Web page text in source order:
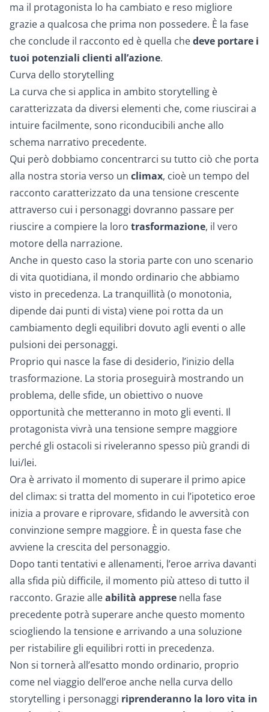
ma il protagonista lo ha cambiato e reso migliore
grazie a qualcosa che prima non possedere. È la fase
che conclude il racconto ed è quella chedeve portare i
tuoi potenziali clienti all’azione.
Curva dello storytelling
La curva che si applica in ambito storytelling è
caratterizzata da diversi elementi che, come riuscirai a
intuire facilmente, sono riconducibili anche allo
schema narrativo precedente.
Qui però dobbiamo concentrarci su tutto ciò che porta
alla nostra storia verso un climax, cioè un tempo del
racconto caratterizzato da una tensione crescente
attraverso cui i personaggi dovranno passare per
riuscire a compiere la loro trasformazione, il vero
motore della narrazione.
Anche in questo caso la storia parte con uno scenario
di vita quotidiana, il mondo ordinario che abbiamo
visto in precedenza. La tranquillità (o monotonia,
dipende dai punti di vista) viene poi rotta da un
cambiamento degli equilibri dovuto agli eventi o alle
pulsioni dei personaggi.
Proprio qui nasce la fase di desiderio, l’inizio della
trasformazione. La storia proseguirà mostrando un
problema, delle sfide, un obiettivo o nuove
opportunità che metteranno in moto gli eventi. Il
protagonista vivrà una tensione sempre maggiore
perché gli ostacoli si riveleranno spesso più grandi di
lui/lei.
Ora è arrivato il momento di superare il primo apice
del climax: si tratta del momento in cui l’ipotetico eroe
inizia a provare e riprovare, sfidando le avversità con
convinzione sempre maggiore. È in questa fase che
avviene la crescita del personaggio.
Dopo tanti tentativi e allenamenti, l’eroe arriva davanti
alla sfida più difficile, il momento più atteso di tutto il
racconto. Grazie alleabilità apprese nella fase
precedente potrà superare anche questo momento
sciogliendo la tensione e arrivando a una soluzione
per ristabilire gli equilibri rotti in precedenza.
Non si tornerà all’esatto mondo ordinario, proprio
come nel viaggio dell’eroe anche nella curva dello
storytelling i personaggi riprenderanno la loro vita in